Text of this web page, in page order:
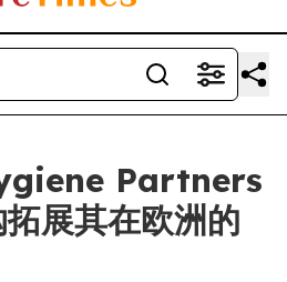
Partners
展其在欧洲的